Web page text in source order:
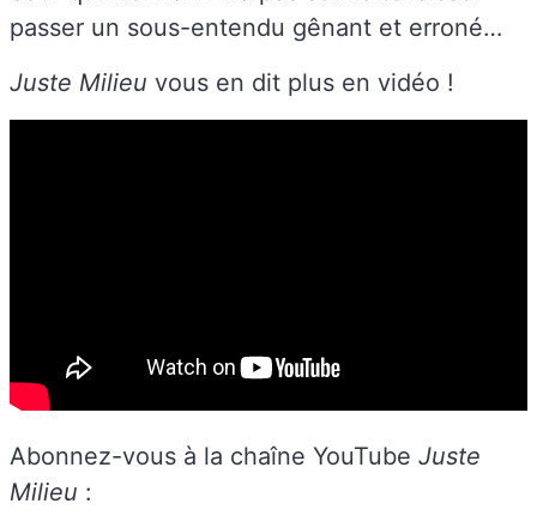
passer un sous-entendu gênant et erroné…
Juste Milieu vous en dit plus en vidéo !
Abonnez-vous à la chaîne YouTube Juste
Milieu :